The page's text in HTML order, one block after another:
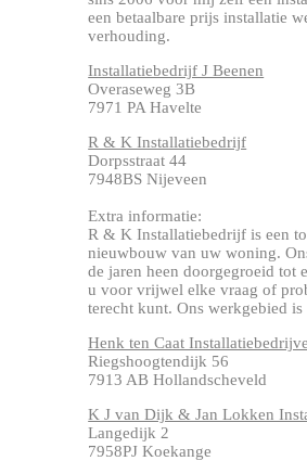
een betaalbare prijs installatie
verhouding.
Installatiebedrijf J Beenen
Overaseweg 3B
7971 PA Havelte
R & K Installatiebedrijf
Dorpsstraat 44
7948BS Nijeveen
Extra informatie:
R & K Installatiebedrijf is een
nieuwbouw van uw woning.
de jaren heen doorgegroeid tot
u voor vrijwel elke vraag of
terecht kunt. Ons werkgebied is
Henk ten Caat
Riegshoogtendijk 56
7913 AB Hollandscheveld
K J van Dijk & Jan Lokken
Langedijk 2
7958PJ Koekange